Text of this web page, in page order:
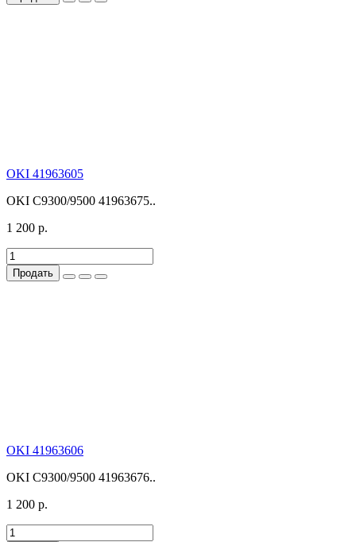
OKI 41963605
OKI C9300/9500 41963675..
1 200 р.
Продать
OKI 41963606
OKI C9300/9500 41963676..
1 200 р.